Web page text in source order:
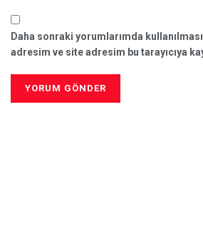
Daha sonraki yorumlarımda
adresim ve site adresim bu tarayıcıya